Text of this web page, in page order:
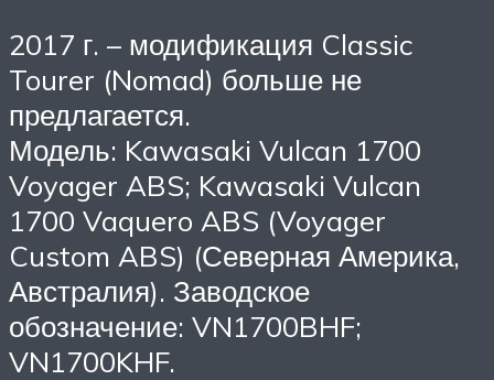
2017 г. – модификация Classic
Tourer (Nomad) больше не
предлагается.
Модель: Kawasaki Vulcan 1700
Voyager ABS; Kawasaki Vulcan
1700 Vaquero ABS (Voyager
Custom ABS) (Северная Америка,
Австралия). Заводское
обозначение: VN1700BHF;
VN1700KHF.